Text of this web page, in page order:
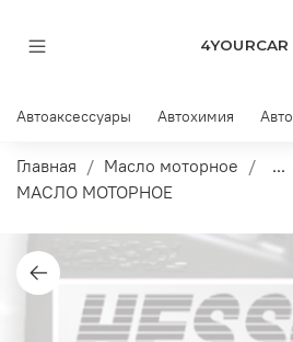
4YOURCAR
Автоаксессуары Автохимия
Главная Масло моторное
...
МАСЛО МОТОРНОЕ